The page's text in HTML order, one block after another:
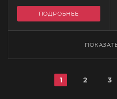
ПОДРОБНЕЕ
1 2 3